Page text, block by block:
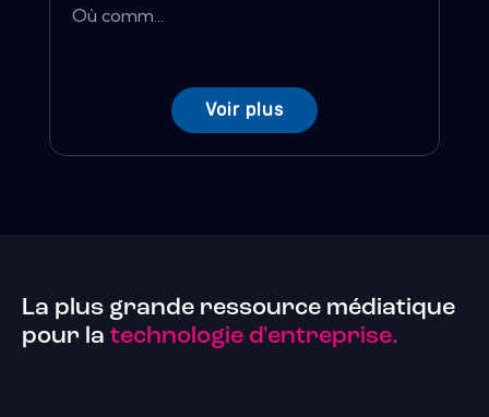
Où comm...
Voir plus
La plus grande ressource médiatique
pour la technologie d'entreprise.